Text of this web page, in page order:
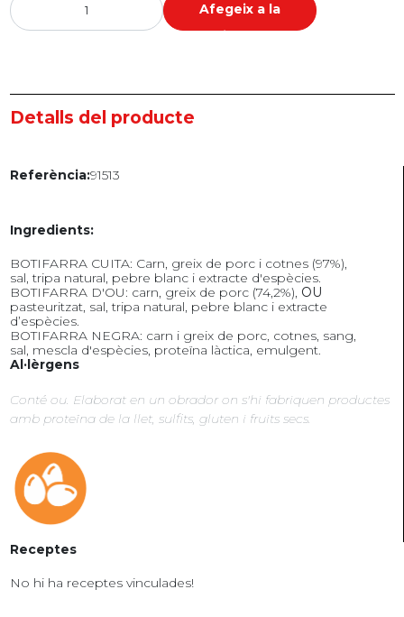
Afegeix a la
cistella
Detalls del producte
Referència:91513
Ingredients:
BOTIFARRA CUITA: Carn, greix de porc i cotnes (97%),
sal, tripa natural, pebre blanc i extracte d'espècies.
BOTIFARRA D'OU: carn, greix de porc (74,2%), OU
pasteuritzat, sal, tripa natural, pebre blanc i extracte
d’espècies.
BOTIFARRA NEGRA: carn i greix de porc, cotnes, sang,
sal, mescla d'espècies, proteïna làctica, emulgent.
Al·lèrgens
Conté ou. Elaborat en un obrador on s'hi fabriquen productes
amb proteïna de la llet, sulfits, gluten i fruits secs.
Receptes
No hi ha receptes vinculades!